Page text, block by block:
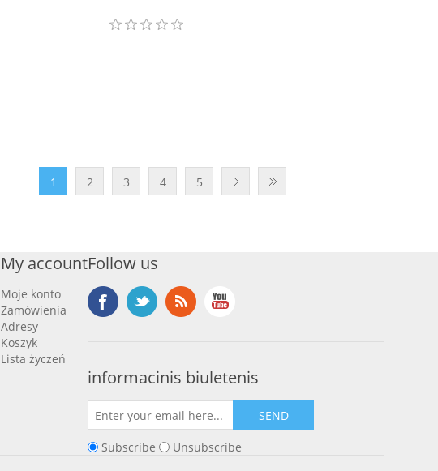
1 2 3 4 5
My account
Moje konto
Zamówienia
Adresy
Koszyk
Lista życzeń
Follow us
informacinis biuletenis
SEND
Subscribe Unsubscribe